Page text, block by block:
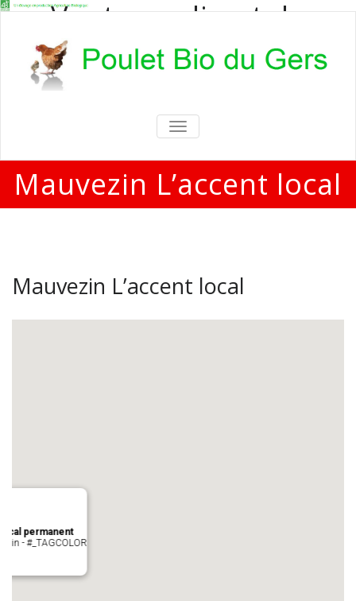
Vente en direct de
poulets bio
Vente en direct de poulets bio aux
particuliers et professionnels
TOGGLE
NAVIGATION
Mauvezin L’accent local
Mauvezin L’accent local
permanent
- #_TAGCOLOR